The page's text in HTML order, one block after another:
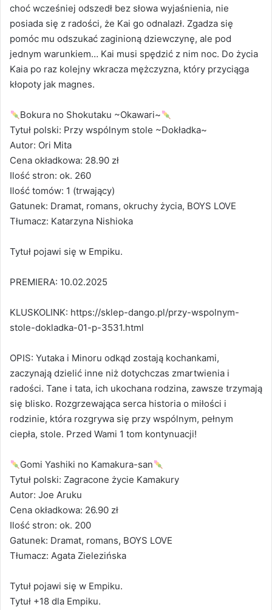
choć wcześniej odszedł bez słowa wyjaśnienia, nie
posiada się z radości, że Kai go odnalazł. Zgadza się
pomóc mu odszukać zaginioną dziewczynę, ale pod
jednym warunkiem… Kai musi spędzić z nim noc. Do życia
Kaia po raz kolejny wkracza mężczyzna, który przyciąga
kłopoty jak magnes.
Bokura no Shokutaku ~Okawari~
Tytuł polski: Przy wspólnym stole ~Dokładka~
Autor: Ori Mita
Cena okładkowa: 28.90 zł
Ilość stron: ok. 260
Ilość tomów: 1 (trwający)
Gatunek: Dramat, romans, okruchy życia, BOYS LOVE
Tłumacz: Katarzyna Nishioka
Tytuł pojawi się w Empiku.
PREMIERA: 10.02.2025
KLUSKOLINK: https://sklep-dango.pl/przy-wspolnym-
stole-dokladka-01-p-3531.html
OPIS: Yutaka i Minoru odkąd zostają kochankami,
zaczynają dzielić inne niż dotychczas zmartwienia i
radości. Tane i tata, ich ukochana rodzina, zawsze trzymają
się blisko. Rozgrzewająca serca historia o miłości i
rodzinie, która rozgrywa się przy wspólnym, pełnym
ciepła, stole. Przed Wami 1 tom kontynuacji!
Gomi Yashiki no Kamakura-san
Tytuł polski: Zagracone życie Kamakury
Autor: Joe Aruku
Cena okładkowa: 26.90 zł
Ilość stron: ok. 200
Gatunek: Dramat, romans, BOYS LOVE
Tłumacz: Agata Zielezińska
Tytuł pojawi się w Empiku.
Tytuł +18 dla Empiku.